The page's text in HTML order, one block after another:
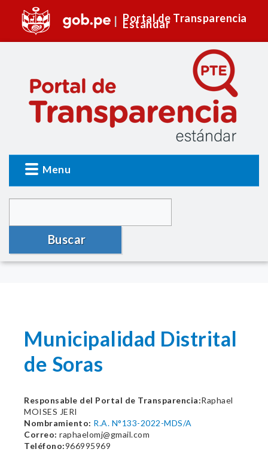
Portal de Transparencia
Estándar
Menu
Buscar
Municipalidad Distrital
de Soras
Responsable del Portal de Transparencia:Raphael
MOISES JERI
Nombramiento: R.A. N°133-2022-MDS/A
Correo: raphaelomj@gmail.com
Teléfono:966995969